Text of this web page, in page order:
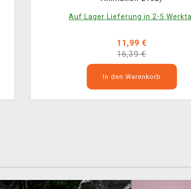
Auf Lager Lieferung in 2-5
11,99 €
16,39 €
In den Warenkorb